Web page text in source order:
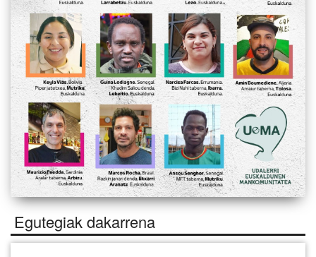
Egutegiak dakarrena